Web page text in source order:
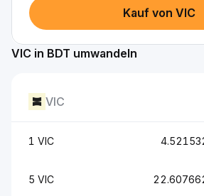
Kauf von VIC
VIC in BDT umwandeln
VIC
1 VIC
5 VIC